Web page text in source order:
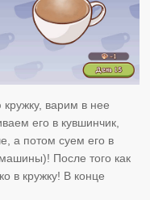
варим в нее
его в кувшинчик,
а потом суем его в
После того как
в кружку! В конце